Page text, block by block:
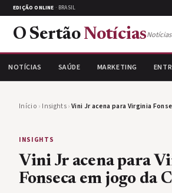
EDIÇÃO ONLINE · BRASIL
O Sertão Notícias
NOTÍCIAS SAÚDE MARKETING
Início › Insights›Vini Jr acena para Virginia
INSIGHTS
Vini Jr acena para
Fonseca em jogo da